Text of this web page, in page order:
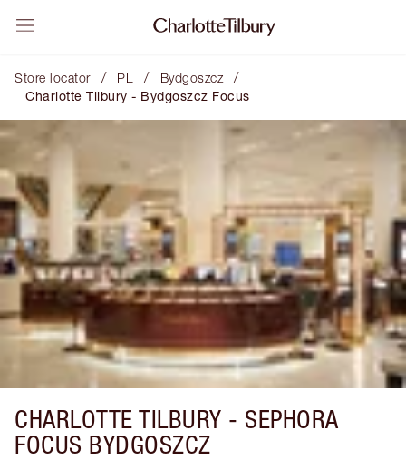
Store locator / PL / Bydgoszcz /
Charlotte Tilbury - Bydgoszcz Focus
CHARLOTTE TILBURY - SEPHORA
FOCUS BYDGOSZCZ